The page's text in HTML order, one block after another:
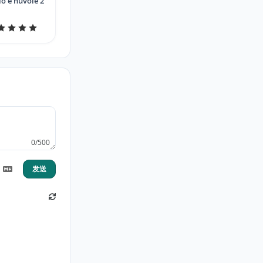
0/500
发送